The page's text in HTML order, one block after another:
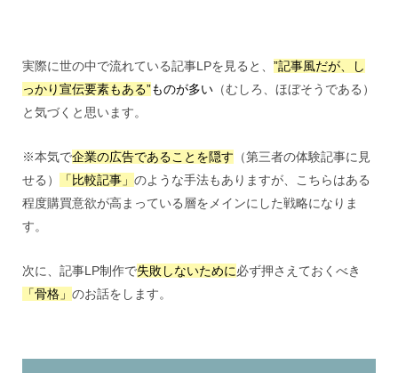
実際に世の中で流れている記事LPを見ると、 ”記事風だが、し
っかり宣伝要素もある”ものが多い （むしろ、ほぼそうである）
と気づくと思います。
※本気で企業の広告であることを隠す （第三者の体験記事に見
せる）
「比較記事」 のような手法もありますが、こちらはある
程度購買意欲が高まっている層をメインにした戦略になりま
す。
次に、記事LP制作で失敗しないために必ず押さえておくべき
「骨格」 のお話をします。